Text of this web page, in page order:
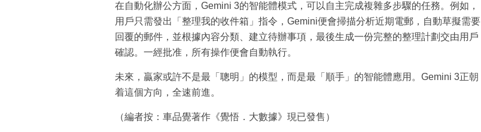
在自動化辦公方面，Gemini 3的智能體模式，可以自主完成複雜多步驟的任務。例如，
用戶只需發出「整理我的收件箱」指令，Gemini便會掃描分析近期電郵，自動草擬需要
回覆的郵件，並根據內容分類、建立待辦事項，最後生成一份完整的整理計劃交由用戶
確認。一經批准，所有操作便會自動執行。
未來，贏家或許不是最「聰明」的模型，而是最「順手」的智能體應用。Gemini 3正朝
着這個方向，全速前進。
（編者按：車品覺著作《覺悟．大數據》現已發售）